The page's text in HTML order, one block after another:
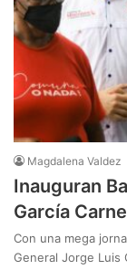
Magdalena Valdez
Inauguran
García
Con una mega
General Jorge Luis